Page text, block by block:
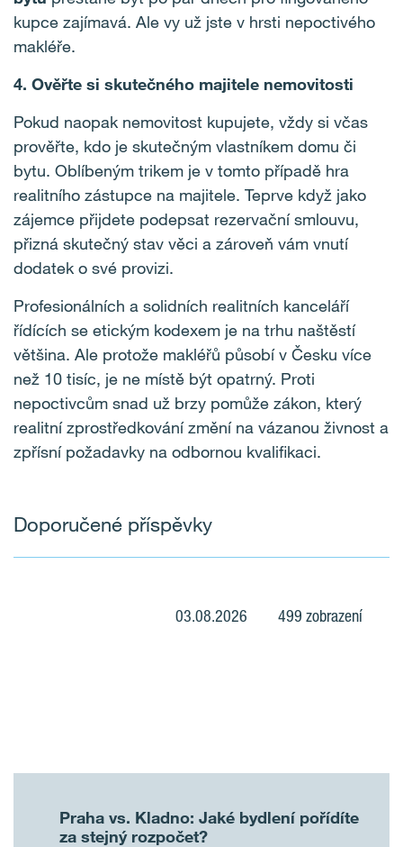
kupce zajímavá. Ale vy už jste v hrsti nepoctivého
makléře.
4. Ověřte si skutečného majitele nemovitosti
Pokud naopak nemovitost kupujete, vždy si včas
prověřte, kdo je skutečným vlastníkem domu či
bytu. Oblíbeným trikem je v tomto případě hra
realitního zástupce na majitele. Teprve když jako
zájemce přijdete podepsat rezervační smlouvu,
přizná skutečný stav věci a zároveň vám vnutí
dodatek o své provizi.
Profesionálních a solidních realitních kanceláří
řídících se etickým kodexem je na trhu naštěstí
většina. Ale protože makléřů působí v Česku více
než 10 tisíc, je ne místě být opatrný. Proti
nepoctivcům snad už brzy pomůže zákon, který
realitní zprostředkování změní na vázanou živnost a
zpřísní požadavky na odbornou kvalifikaci.
Doporučené příspěvky
03.08.2026 499 zobrazení
Praha vs. Kladno: Jaké bydlení pořídíte
za stejný rozpočet?